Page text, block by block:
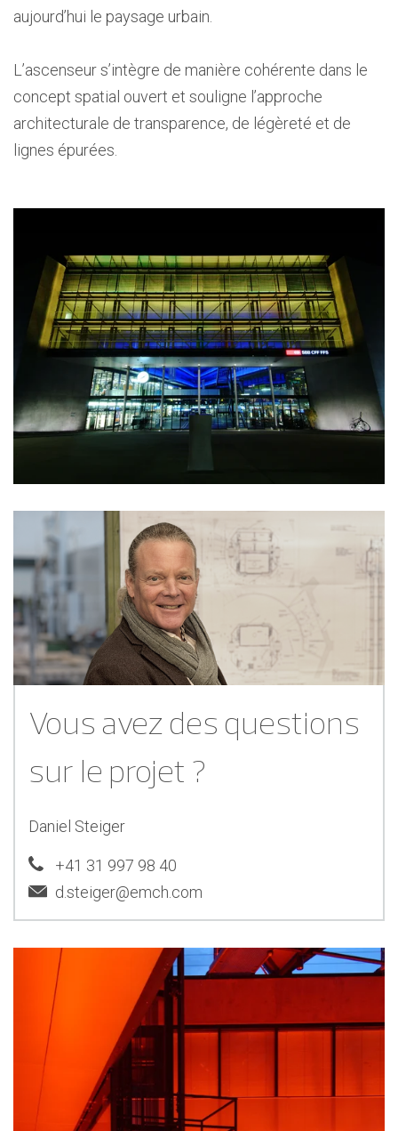
aujourd’hui le paysage urbain.
L’ascenseur s’intègre de manière cohérente dans le
concept spatial ouvert et souligne l’approche
architecturale de transparence, de légèreté et de
lignes épurées.
Vous avez des questions
sur le projet ?
Daniel Steiger
+41 31 997 98 40
d.steiger@emch.com